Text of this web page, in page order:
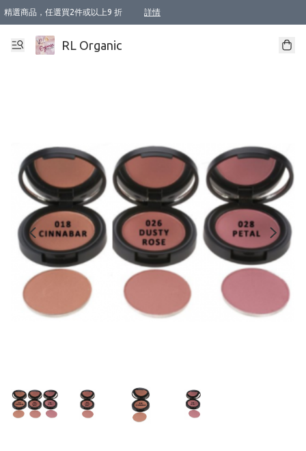
精選商品，任選買2件或以上9 折 詳情
XI周年優惠【新品自由選2件88折/3件85折】
XI周年優惠【Chakra 脈輪平衡自由選2件9折/3件85折/5件8折】
Florame 肌底自由選 2支9折 3支85折
XI周年優惠【蟲蟲退散 · 防衛結界﹞系列2件9折】
Sunki 任選2件95折
BIOFFICINA TOSCANA 任選2支9折 3支85折
Lamav 任選1件9折 2件85折
Mukti Organics 指定產品任選1件9折, 2件88折 3件85折
Intelligent Nutrients Skincare 任選2件9折
deodorant 任選2件88折
化妝品 任選2件95折
XI周年優惠【身心靈單品 任選2件9折/3件85折/5件8折】
XI周年優惠 【精油/香水 任選2件9折/3件85折/5件8折】
XI周年優惠【「關節到肌膚」全效養護 BODY OIL 組2件88折/3件85折】
XI周年優惠【夏日有機物理防曬套裝2件88折】
XI周年優惠【夏日潔面隨意選2件88折/3件85折】
XI周年優惠【逆齡奇蹟抗氧 11 自由選2件88折/3件85折/4件或以上8折】
新會員首次購物即享全單 95 折優惠！
成為VIP / VVIP 可享有生日月現金扣減獎賞優惠 !! 記得去賬户資料填上生日日期啦 !
選用順豐速運，滿$500 免運費
本地速遞 京東 送住宅/ 工商地址 $400 免運費
澳門訂單選用順豐速運，滿$800 免運費
RL Organic